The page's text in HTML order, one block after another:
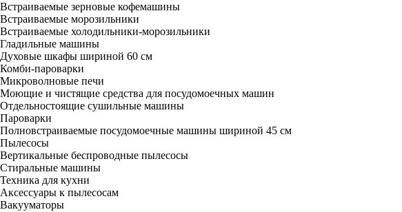
Встраиваемые зерновые кофемашины
Встраиваемые морозильники
Встраиваемые холодильники-морозильники
Гладильные машины
Духовые шкафы шириной 60 см
Комби-пароварки
Микроволновые печи
Моющие и чистящие средства для посудомоечных машин
Отдельностоящие сушильные машины
Пароварки
Полновстраиваемые посудомоечные машины шириной 45 см
Пылесосы
Вертикальные беспроводные пылесосы
Стиральные машины
Техника для кухни
Аксессуары к пылесосам
Вакууматоры